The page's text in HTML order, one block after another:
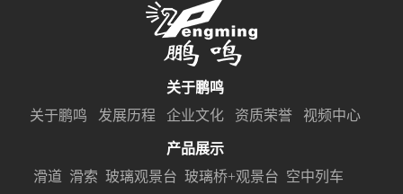
关于鹏鸣
关于鹏鸣
发展历程 企业文化 资质荣誉 视频中心
产品展示
滑道 滑索 玻璃观景台 玻璃桥+观景台 空中列车